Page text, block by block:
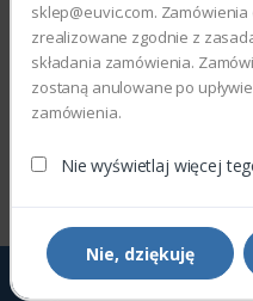
sklep@euvic.com.
zrealizowane zgodnie z
składania zamówienia.
zostaną anulowane po
zamówienia.
Nie wyświetlaj więcej
Nie, dziękuję
Filtry
Zapisz się do